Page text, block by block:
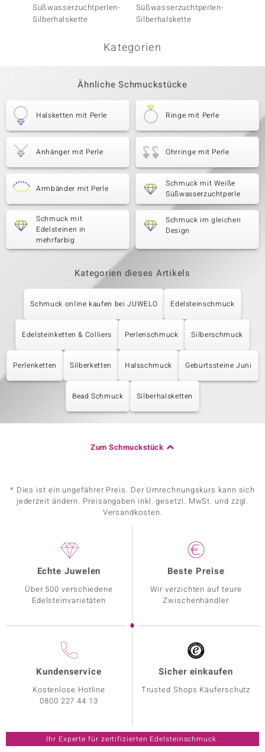
Süßwasserzuchtperlen-
Silberhalskette
Süßwasserzuchtperlen-
Silberhalskette
Kategorien
Ähnliche Schmuckstücke
Halsketten mit Perle Ringe mit Perle
Anhänger mit Perle Ohrringe mit Perle
Armbänder mit Perle
Schmuck mit Weiße
Süßwasserzuchtperle
Schmuck mit
Edelsteinen in
mehrfarbig
Schmuck im gleichen
Design
Kategorien dieses Artikels
Schmuck online kaufen bei JUWELO Edelsteinschmuck
Edelsteinketten & Colliers Perlenschmuck Silberschmuck
Perlenketten Silberketten Halsschmuck Geburtssteine Juni
Bead Schmuck Silberhalsketten
Zum Schmuckstück
* Dies ist ein ungefährer Preis. Der Umrechnungskurs kann sich
jederzeit ändern. Preisangaben inkl. gesetzl. MwSt. und zzgl.
Versandkosten.
Echte Juwelen
Über 500 verschiedene
Edelsteinvarietäten
Beste Preise
Wir verzichten auf teure
Zwischenhändler
Kundenservice
Kostenlose Hotline
0800 227 44 13
Sicher einkaufen
Trusted Shops Käuferschutz
Ihr Experte für zertifizierten Edelsteinschmuck.